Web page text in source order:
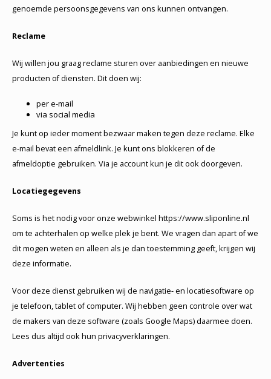
genoemde persoonsgegevens van ons kunnen ontvangen.
Reclame
Wij willen jou graag reclame sturen over aanbiedingen en nieuwe
producten of diensten. Dit doen wij:
per e-mail
via social media
Je kunt op ieder moment bezwaar maken tegen deze reclame. Elke
e-mail bevat een afmeldlink. Je kunt ons blokkeren of de
afmeldoptie gebruiken. Via je account kun je dit ook doorgeven.
Locatiegegevens
Soms is het nodig voor onze webwinkel https://www.sliponline.nl
om te achterhalen op welke plek je bent. We vragen dan apart of we
dit mogen weten en alleen als je dan toestemming geeft, krijgen wij
deze informatie.
Voor deze dienst gebruiken wij de navigatie- en locatiesoftware op
je telefoon, tablet of computer. Wij hebben geen controle over wat
de makers van deze software (zoals Google Maps) daarmee doen.
Lees dus altijd ook hun privacyverklaringen.
Advertenties